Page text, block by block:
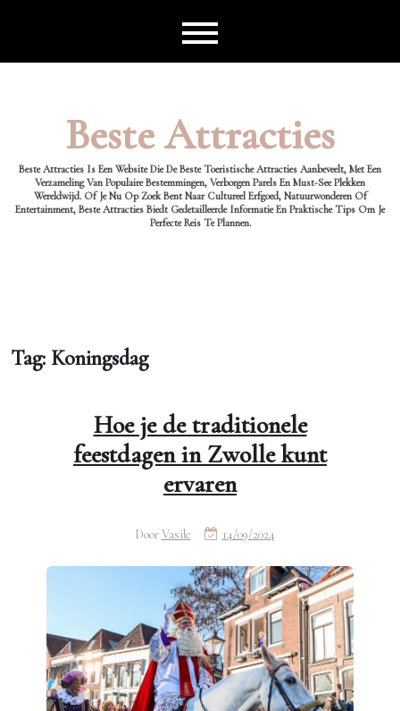
Beste Attracties
Beste Attracties Is Een Website Die De Beste Toeristische Attracties Aanbeveelt, Met Een
Verzameling Van Populaire Bestemmingen, Verborgen Parels En Must-See Plekken
Wereldwijd. Of Je Nu Op Zoek Bent Naar Cultureel Erfgoed, Natuurwonderen Of
Entertainment, Beste Attracties Biedt Gedetailleerde Informatie En Praktische Tips Om Je
Perfecte Reis Te Plannen.
Tag: Koningsdag
Hoe je de traditionele
feestdagen in Zwolle kunt
ervaren
DoorVasile 14/09/2024